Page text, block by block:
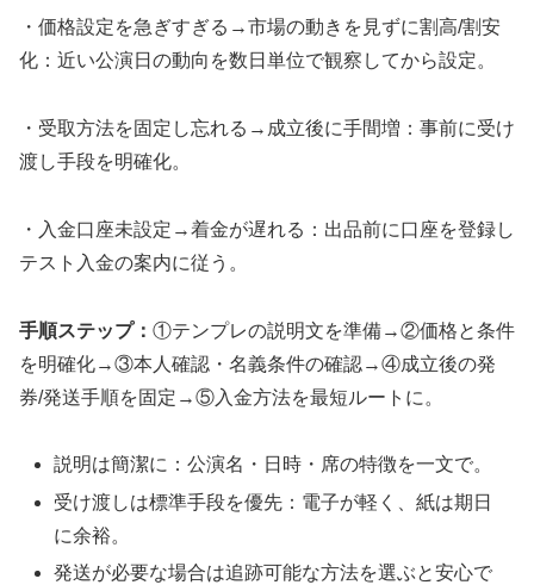
・価格設定を急ぎすぎる→市場の動きを見ずに割高/割安
化：近い公演日の動向を数日単位で観察してから設定。
・受取方法を固定し忘れる→成立後に手間増：事前に受け
渡し手段を明確化。
・入金口座未設定→着金が遅れる：出品前に口座を登録し
テスト入金の案内に従う。
手順ステップ： ①テンプレの説明文を準備→②価格と条件
を明確化→③本人確認・名義条件の確認→④成立後の発
券/発送手順を固定→⑤入金方法を最短ルートに。
説明は簡潔に：公演名・日時・席の特徴を一文で。
受け渡しは標準手段を優先：電子が軽く、紙は期日
に余裕。
発送が必要な場合は追跡可能な方法を選ぶと安心で